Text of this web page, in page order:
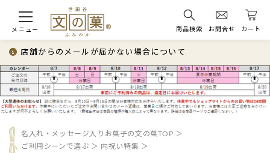
メニュー 商品検索 お問合せ カート
店舗からのメールが届かない場合について
名入れ・メッセージ入りお菓子の文の菓TOP
ご利用シーンで選ぶ
内祝い特集